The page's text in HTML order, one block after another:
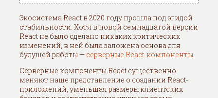
Экосистема React в 2020 году прошла под эгидой
стабильности. Хотя в новой семнадцатой версии
React не было сделано никаких критических
изменений, в ней была заложена основа для
будущей работы — серверные React-компоненты.
Серверные компоненты React существенно
меняют наше представление о создании React-
приложений, уменьшая размеры клиентских